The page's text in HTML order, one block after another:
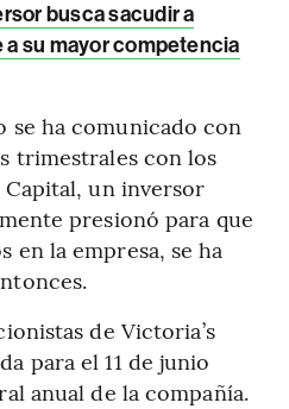
busca sacudir a
su mayor competencia
se ha comunicado con
trimestrales con los
un inversor
presionó para que
en la empresa, se ha
de Victoria’s
para el 11 de junio
anual de la compañía.